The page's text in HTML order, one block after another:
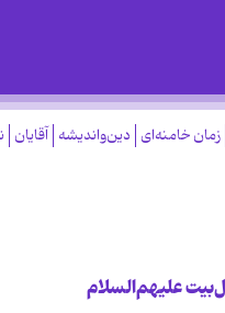
زمان خامنه‌ای دین‌واندیشه آقایان
علیهم‌السلام